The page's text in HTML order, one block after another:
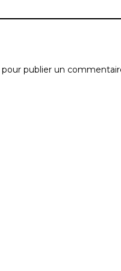
pour publier un